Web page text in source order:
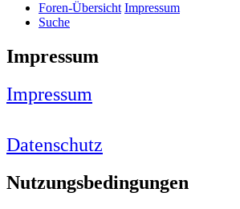
Foren-Übersicht Impressum
Suche
Impressum
Impressum
Datenschutz
Nutzungsbedingungen